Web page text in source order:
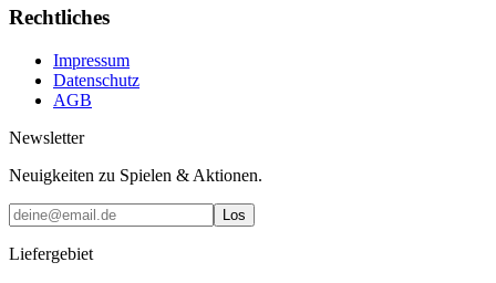
Rechtliches
Impressum
Datenschutz
AGB
Newsletter
Neuigkeiten zu Spielen & Aktionen.
Los
Liefergebiet